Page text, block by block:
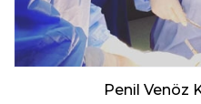
Penil Venöz